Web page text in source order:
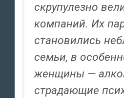
скрупулезно
компаний. Их
становились
семьи, в
женщины —
страдающие